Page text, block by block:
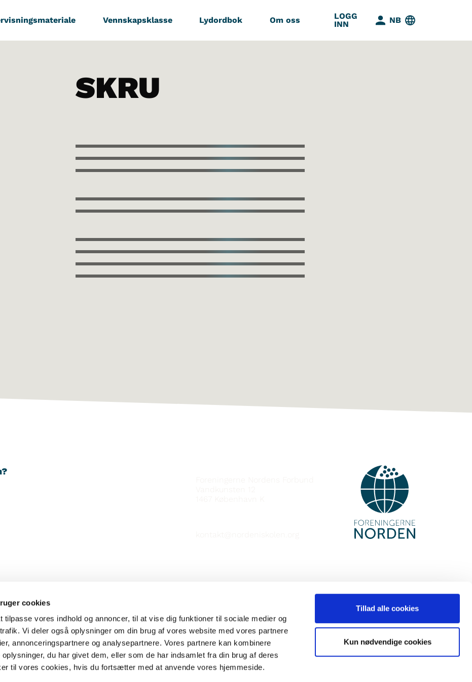
cookies
tilpasse vores indhold og annoncer, til at vise dig funktioner til sociale medier og
Vi deler også oplysninger om din brug af vores website med vores partnere
annonceringspartnere og analysepartnere. Vores partnere kan kombinere
du har givet dem, eller som de har indsamlet fra din brug af deres
til vores cookies, hvis du fortsætter med at anvende vores hjemmeside.
Tillad alle cookies
Kun nødvendige cookies
Vennskapsklasse Lydordbok Om oss
LOGG
INN
NB
SKRU